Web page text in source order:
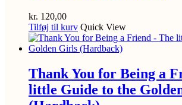
kr. 120,00
Tilføj til kurv Quick View
Thank You for Being a
little Guide to the